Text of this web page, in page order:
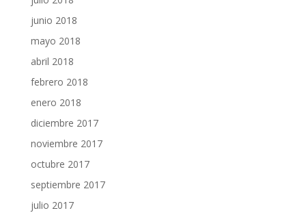
junio 2018
mayo 2018
abril 2018
febrero 2018
enero 2018
diciembre 2017
noviembre 2017
octubre 2017
septiembre 2017
julio 2017